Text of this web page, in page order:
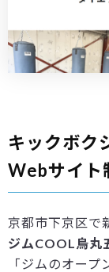
キックボク
Webサイト
京都市下京区で
ジムCOOL烏丸
「ジムのオー